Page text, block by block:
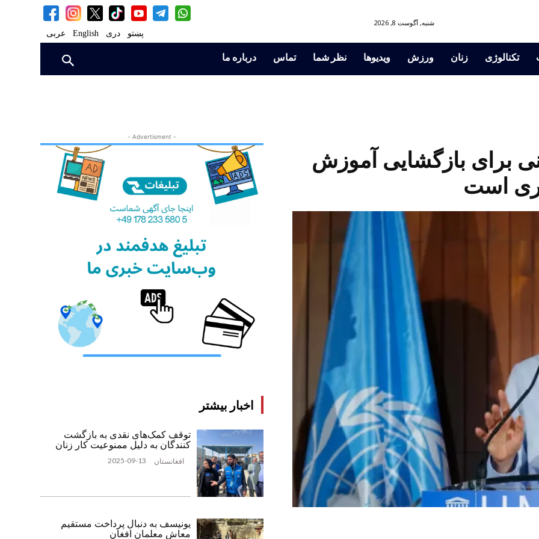
پښتو دری English عربی
شنبه, آگوست 8, 2026
تکنالوژی زنان ورزش ویدیوها نظر شما تماس درباره ما
- Advertisment -
اخبار بیشتر
توقف کمک‌های نقدی به بازگشت
‌کنندگان به دلیل ممنوعیت کار زنان
افغانستان 2025-09-13
یونیسف به دنبال پرداخت مستقیم
معاش معلمان افغان
برای بازگشایی آموزش
است